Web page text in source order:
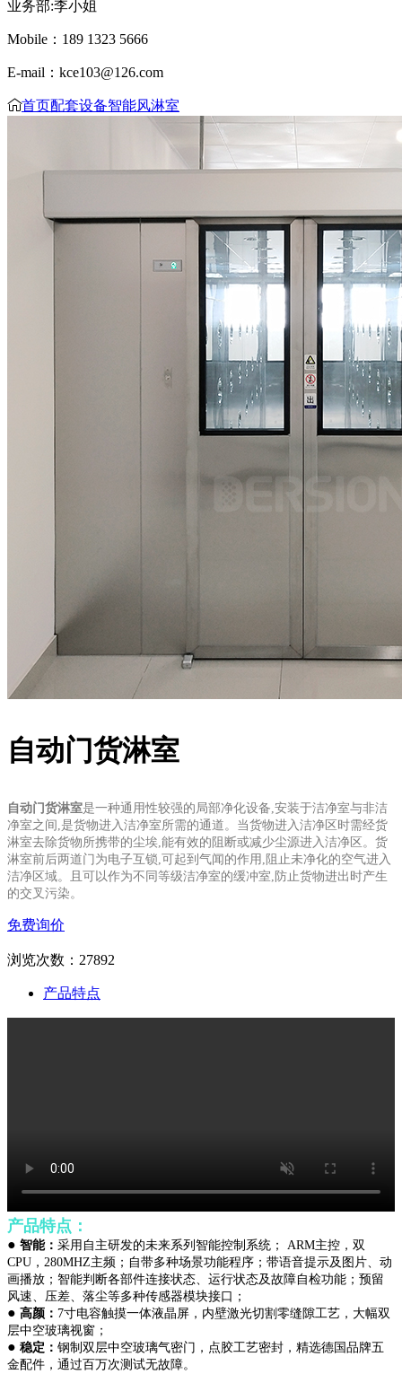
业务部:李小姐
Mobile：189 1323 5666
E-mail：kce103@126.com
首页配套设备智能风淋室
自动门货淋室
自动门货淋室是一种通用性较强的局部净化设备,安装于洁净室与非洁
净室之间,是货物进入洁净室所需的通道。 当货物进入洁净区时需经货
淋室去除货物所携带的尘埃,能有效的阻断或减少尘源进入洁净区。货
淋室前后两道门为电子互锁,可起到气闻的作用,阻止未净化的空气进入
洁净区域。且可以作为不同等级洁净室的缓冲室,防止货物进出时产生
的交叉污染。
免费询价
浏览次数： 27892
产品特点
产品特点：
● 智能： 采用自主研发的未来系列智能控制系统； ARM主控，双
CPU，280MHZ主频；自带多种场景功能程序；带语音提示及图片、动
画播放；智能判断各部件连接状态、运行状态及故障自检功能；预留
风速、压差、落尘等多种传感器模块接口；
● 高颜： 7寸电容触摸一体液晶屏，内壁激光切割零缝隙工艺，大幅双
层中空玻璃视窗；
● 稳定： 钢制双层中空玻璃气密门，点胶工艺密封，精选德国品牌五
金配件，通过百万次测试无故障。